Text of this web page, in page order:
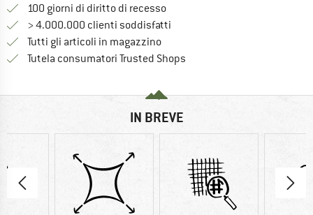
100 giorni di diritto di recessoVai alla politica di recesso qui
> 4.000.000 clienti soddisfatti
Tutti gli articoli in magazzino
Tutela consumatori Trusted Shops
IN BREVE